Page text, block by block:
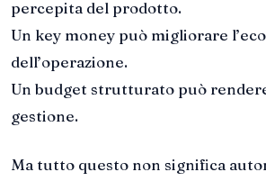
percepita del prodotto.
Un key money può migliorare
dell’operazione.
Un budget strutturato può
gestione.
Ma tutto questo non significa